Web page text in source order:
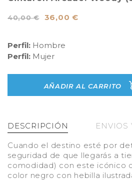
40,00 € 36,00 €
Perfil: Hombre
Perfil: Mujer
AÑADIR AL CARRITO
DESCRIPCIÓN ENVIOS
Cuando el destino esté por
seguridad de que llegarás a
comodidad) con este icónico
color negro con hebilla